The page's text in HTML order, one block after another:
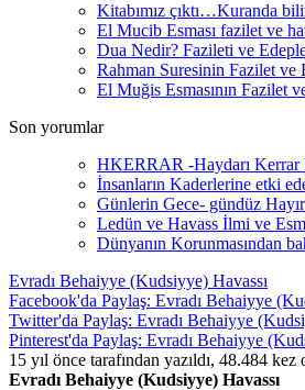
Kitabımız çıktı…Kuranda
El Mucib Esması fazilet ve
Dua Nedir? Fazileti ve
Rahman Suresinin Fazilet ve
El Muğis Esmasının Fazilet
Son yorumlar
HKERRAR -Haydarı
İnsanların Kaderlerine etki
Günlerin Gece- gündüz
Ledün ve Havass İlmi ve
Dünyanın Korunmasından
Evradı Behaiyye (Kudsiyye) Havassı
Facebook'da Paylaş: Evradı Behaiyye
Twitter'da Paylaş: Evradı Behaiyye
Pinterest'da Paylaş: Evradı Behaiyye
15 yıl önce tarafından yazıldı, 48.484
Evradı Behaiyye (Kudsiyye) Havassı